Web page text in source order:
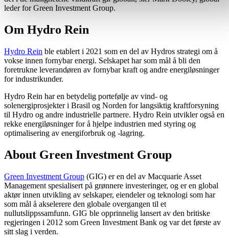
leder for Green Investment Group.
Om Hydro Rein
Hydro Rein ble etablert i 2021 som en del av Hydros strategi om å
vokse innen fornybar energi. Selskapet har som mål å bli den
foretrukne leverandøren av fornybar kraft og andre energiløsninger
for industrikunder.
Hydro Rein har en betydelig portefølje av vind- og
solenergiprosjekter i Brasil og Norden for langsiktig kraftforsyning
til Hydro og andre industrielle partnere. Hydro Rein utvikler også en
rekke energiløsninger for å hjelpe industrien med styring og
optimalisering av energiforbruk og -lagring.
About Green Investment Group
Green Investment Group (GIG) er en del av Macquarie Asset
Management spesialisert på grønnere investeringer, og er en global
aktør innen utvikling av selskaper, eiendeler og teknologi som har
som mål å akselerere den globale overgangen til et
nullutslippssamfunn. GIG ble opprinnelig lansert av den britiske
regjeringen i 2012 som Green Investment Bank og var det første av
sitt slag i verden.